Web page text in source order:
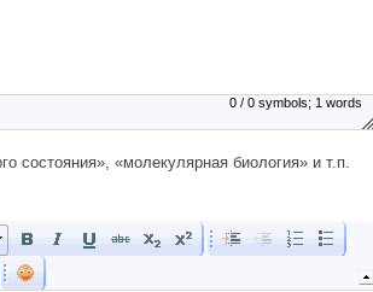
0 / 0 symbols; 1 words
состояния», «молекулярная биология» и т.п.